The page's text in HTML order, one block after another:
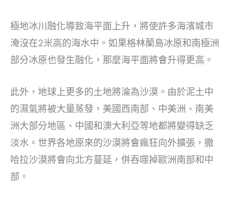
極地冰川融化導致海平面上升，將使許多海濱城市
淹沒在2米高的海水中。如果格林蘭島冰原和南極洲
部分冰原也發生融化，那麼海平面將會升得更高。
此外，地球上更多的土地將淪為沙漠。由於泥土中
的濕氣將被大量蒸發，美國西南部、中美洲、南美
洲大部分地區、中國和澳大利亞等地都將變得缺乏
淡水。世界各地原來的沙漠將會瘋狂向外擴張，撒
哈拉沙漠將會向北方蔓延，併吞噬掉歐洲南部和中
部。